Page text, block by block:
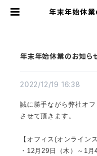
年末年始休
年末年始休業のお知ら
2022/12/19 16:38
誠に勝手ながら弊社オ
させて頂きます。
【オフィス(オンライン
・12月29日（木）～1月